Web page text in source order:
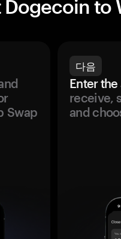
to
Swap
다음
Enter the
receive,
and